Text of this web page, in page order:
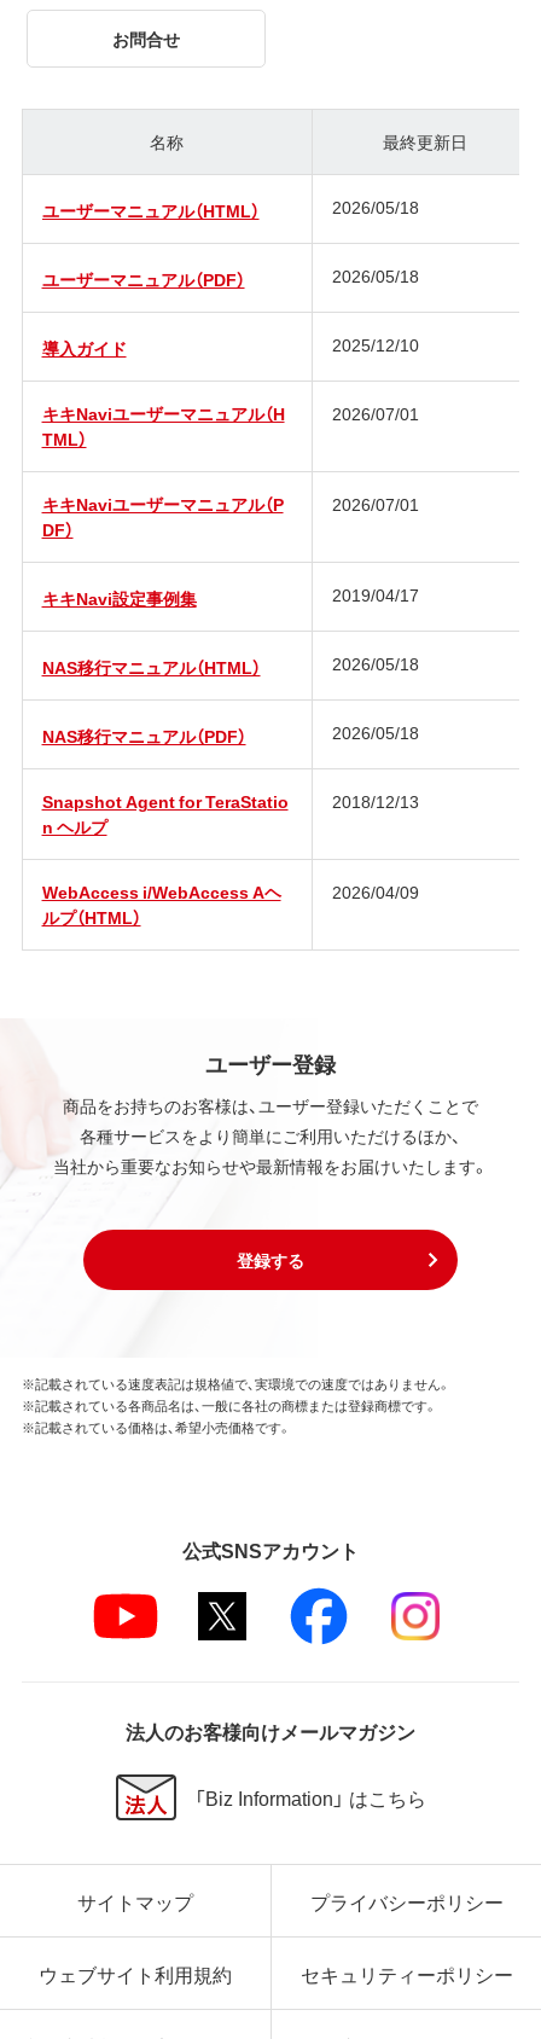
お問合せ
名称 最終更新日
ユーザーマニュアル（HTML） 2026/05/18
ユーザーマニュアル（PDF） 2026/05/18
導入ガイド 2025/12/10
キキNaviユーザーマニュアル（H
TML）
2026/07/01
キキNaviユーザーマニュアル（P
DF）
2026/07/01
キキNavi設定事例集 2019/04/17
NAS移行マニュアル（HTML） 2026/05/18
NAS移行マニュアル（PDF） 2026/05/18
Snapshot Agent for TeraStatio
n ヘルプ
2018/12/13
WebAccess i/WebAccess Aヘ
ルプ（HTML）
2026/04/09
ユーザー登録
商品をお持ちのお客様は、ユーザー登録いただくことで
各種サービスをより簡単にご利用いただけるほか、
当社から重要なお知らせや最新情報をお届けいたします。
登録する
※記載されている速度表記は規格値で、実環境での速度ではありません。
※記載されている各商品名は、一般に各社の商標または登録商標です。
※記載されている価格は、希望小売価格です。
公式SNSアカウント
法人のお客様向けメールマガジン
「Biz Information」 はこちら
サイトマップ プライバシーポリシー
ウェブサイト利用規約 セキュリティーポリシー